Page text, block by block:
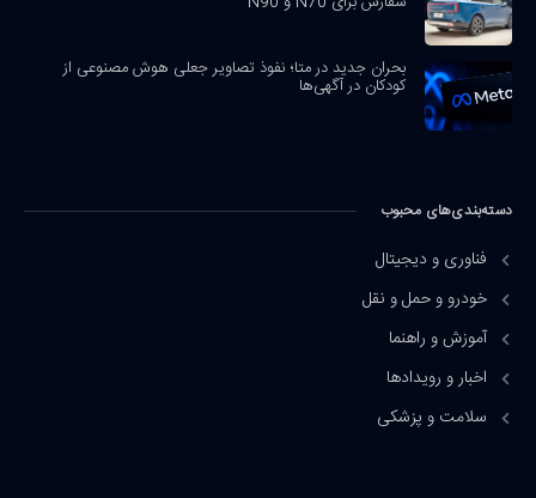
بحران جدید در متا؛ نفوذ تصاویر جعلی هوش مصنوعی از
کودکان در آگهی‌ها
دسته‌بندی‌های محبوب
فناوری و دیجیتال
خودرو و حمل و نقل
آموزش و راهنما
اخبار و رویدادها
سلامت و پزشکی